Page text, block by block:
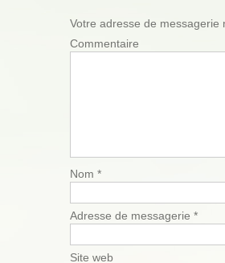
Votre adresse de messagerie
Commentaire
Nom *
Adresse de messagerie *
Site web